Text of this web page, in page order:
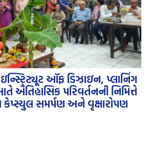
ઇન્સ્ટિટ્યૂટ ઑફ ડિઝાઇન, પ્લાનિંગ
ઐતિહાસિક પરિવર્તનની નિમિત્તે
કેપ્સ્યુલ સમર્પણ અને વૃક્ષારોપણ